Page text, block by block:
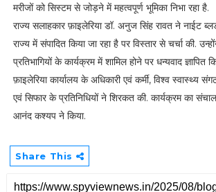
मरीजों को सिस्टम से जोड़ने में महत्वपूर्ण भूमिका निभा रहा है.
राज्य सलाहकार फ़ाइलेरिया डॉ. अनुज सिंह रावत ने नाईट
राज्य में संपादित किया जा रहा है पर विस्तार से चर्चा की.
प्रतिभागियों के कार्यक्रम में शामिल होने पर धन्यवाद ज्ञापित
फ़ाइलेरिया कार्यालय के अधिकारी एवं कर्मी, विश्व स्वास्थ्य
एवं सिफार के प्रतिनिधियों ने शिरकत की. कार्यक्रम का
आनंद कश्यप ने किया.
Share This